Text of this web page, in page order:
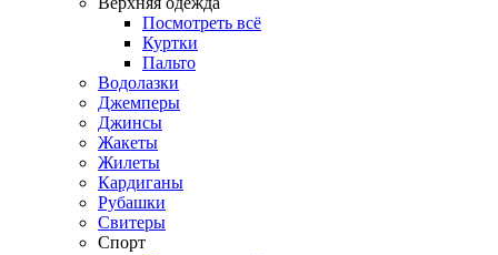
Посмотреть всё
Куртки
Пальто
Водолазки
Джемперы
Джинсы
Жакеты
Жилеты
Кардиганы
Рубашки
Свитеры
Спорт